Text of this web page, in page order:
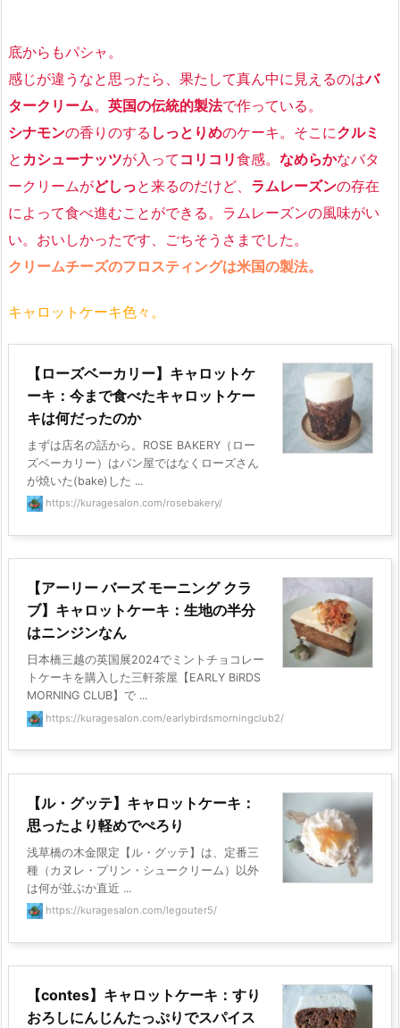
底からもパシャ。
感じが違うなと思ったら、果たして真ん中に見えるのはバ
タークリーム。 英国の伝統的製法で作っている。
シナモンの香りのする しっとりめのケーキ。そこにクルミ
と カシューナッツが入って コリコリ食感。 なめらかなバタ
ークリームがどしっと来るのだけど、 ラムレーズンの存在
によって食べ進むことができる。ラムレーズンの風味がい
い。おいしかったです、ごちそうさまでした。
クリームチーズのフロスティングは米国の製法。
キャロットケーキ色々。
【ローズベーカリー】キャロットケ
ーキ：今まで食べたキャロットケー
キは何だったのか
まずは店名の話から。ROSE BAKERY（ロー
ズベーカリー）はパン屋ではなくローズさん
が焼いた(bake)した ...
https://kuragesalon.com/rosebakery/
【アーリー バーズ モーニング クラ
ブ】キャロットケーキ：生地の半分
はニンジンなん
日本橋三越の英国展2024でミントチョコレー
トケーキを購入した三軒茶屋【EARLY BiRDS
MORNING CLUB】で ...
https://kuragesalon.com/earlybirdsmorningclub2/
【ル・グッテ】キャロットケーキ：
思ったより軽めでぺろり
浅草橋の木金限定【ル・グッテ】は、定番三
種（カヌレ・プリン・シュークリーム）以外
は何が並ぶか直近 ...
https://kuragesalon.com/legouter5/
【contes】キャロットケーキ：すり
おろしにんじんたっぷりでスパイス